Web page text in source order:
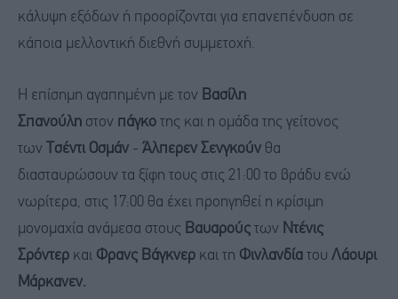
κάλυψη εξόδων ή προορίζονται για επανεπένδυση σε
κάποια μελλοντική διεθνή συμμετοχή.
Η επίσημη αγαπημένη με τον Βασίλη
Σπανούλη στον πάγκο της και η ομάδα της γείτονος
των
Τσέντι Οσμάν - Άλπερεν Σενγκούν θα
διασταυρώσουν τα ξίφη τους στις 21:00 το βράδυ ενώ
νωρίτερα, στις 17:00 θα έχει προηγηθεί η κρίσιμη
μονομαχία ανάμεσα στους Βαυαρούς των Ντένις
Σρόντερ και Φρανς Βάγκνερ και τη Φινλανδία του Λάουρι
Μάρκανεν.